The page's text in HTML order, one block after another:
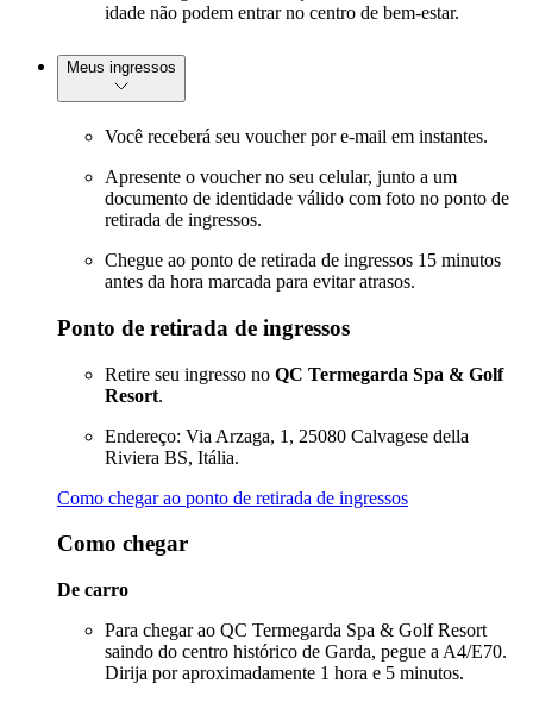
idade não podem entrar no centro de bem-estar.
Meus ingressos
Você receberá seu voucher por e-mail em instantes.
Apresente o voucher no seu celular, junto a um
documento de identidade válido com foto no ponto de
retirada de ingressos.
Chegue ao ponto de retirada de ingressos 15 minutos
antes da hora marcada para evitar atrasos.
Ponto de retirada de ingressos
Retire seu ingresso no QC Termegarda Spa & Golf
Resort.
Endereço: Via Arzaga, 1, 25080 Calvagese della
Riviera BS, Itália.
Como chegar ao ponto de retirada de ingressos
Como chegar
De carro
Para chegar ao QC Termegarda Spa & Golf Resort
saindo do centro histórico de Garda, pegue a A4/E70.
Dirija por aproximadamente 1 hora e 5 minutos.